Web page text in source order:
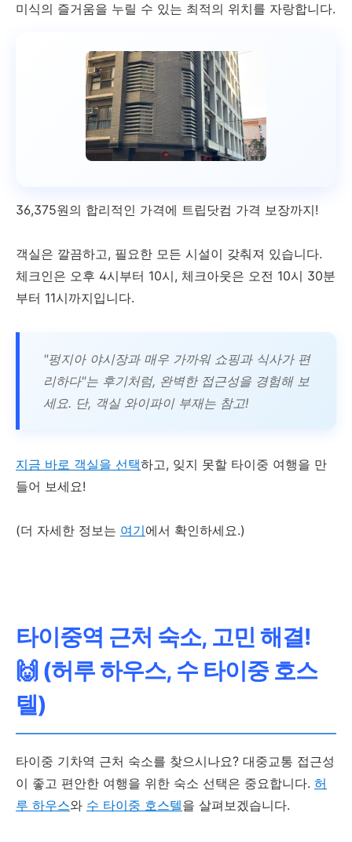
펑지아 야시장 인접, 편리한
위치
40,013원
145,500원
객실 선택
수 타이중 호스텔
식
미식의 즐거움을 누릴 수 있는 최적의 위치를 자랑합니다.
36,375원의 합리적인 가격에 트립닷컴 가격 보장까지!
객실은 깔끔하고, 필요한 모든 시설이 갖춰져 있습니다.
체크인은 오후 4시부터 10시, 체크아웃은 오전 10시 30분
부터 11시까지입니다.
"펑지아 야시장과 매우 가까워 쇼핑과 식사가 편
리하다"는 후기처럼, 완벽한 접근성을 경험해 보
세요. 단, 객실 와이파이 부재는 참고!
지금 바로 객실을 선택하고, 잊지 못할 타이중 여행을 만
들어 보세요!
(더 자세한 정보는 여기에서 확인하세요.)
타이중역 근처 숙소, 고민 해결!
🙌 (허루 하우스, 수 타이중 호스
텔)
타이중 기차역 근처 숙소를 찾으시나요? 대중교통 접근성
이 좋고 편안한 여행을 위한 숙소 선택은 중요합니다. 허
루 하우스와 수 타이중 호스텔을 살펴보겠습니다.